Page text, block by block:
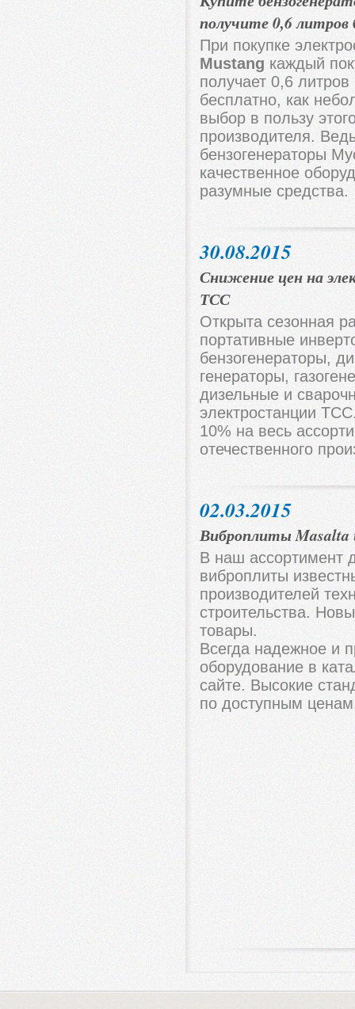
получите 0,6
При покупке
Mustang каждый
получает 0,6
бесплатно, как
выбор в пользу
производителя.
бензогенераторы
качественное
разумные средства.
30.08.2015
Снижение цен на
ТСС
Открыта сезонная
портативные
бензогенераторы,
генераторы,
дизельные и
электростанции
10% на весь
отечественного
02.03.2015
Виброплиты Masalta
В наш ассортимент
виброплиты
производителей
строительства.
товары.
Всегда надежное и
оборудование в
сайте. Высокие
по доступным